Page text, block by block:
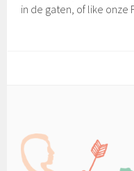
in de gaten, of like onze